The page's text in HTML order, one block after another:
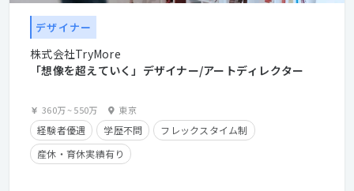
デザイナー
株式会社TryMore
「想像を超えていく」デザイナー/アートディレクター
360万~550万 東京
経験者優遇 学歴不問
フレックスタイム制
産休・育休実績有り